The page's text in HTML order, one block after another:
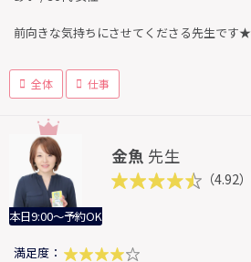
前向きな気持ちにさせてくださる先生です★
全体 仕事
本日9:00～予約OK
金魚 先生
（4.92）
満足度：